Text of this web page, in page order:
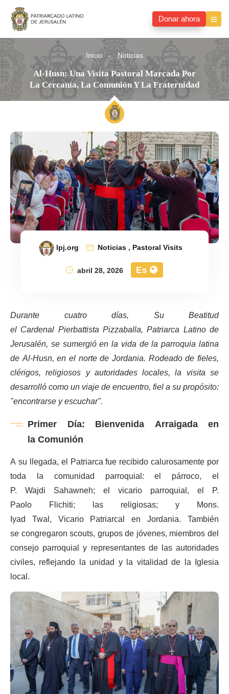
Donar ahora
Inicio Noticias
Al-Husn: Una Visita Pastoral Marcada Por
La Cercanía, La Comunión Y La Fraternidad
lpj.org Noticias, Pastoral Visits
abril 28, 2026
Es
Durante cuatro días, Su Beatitud
el Cardenal Pierbattista Pizzaballa, Patriarca Latino de
Jerusalén, se sumergió en la vida de la parroquia latina
de Al-Husn, en el norte de Jordania. Rodeado de fieles,
clérigos, religiosos y autoridades locales, la visita se
desarrolló como un viaje de encuentro, fiel a su propósito:
"encontrarse y escuchar".
Primer Día: Bienvenida Arraigada en
la Comunión
A su llegada, el Patriarca fue recibido calurosamente por
toda la comunidad parroquial: el párroco, el
P. Wajdi Sahawneh; el vicario parroquial, el P.
Paolo Flichiti; las religiosas; y Mons.
Iyad Twal, Vicario Patriarcal en Jordania. También
se congregaron scouts, grupos de jóvenes, miembros del
consejo parroquial y representantes de las autoridades
civiles, reflejando la unidad y la vitalidad de la Iglesia
local.